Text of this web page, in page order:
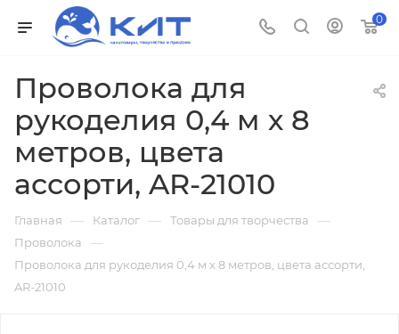
0
Проволока для
рукоделия 0,4 м х 8
метров, цвета
ассорти, AR-21010
Главная — Каталог — Товары для творчества —
Проволока —
Проволока для рукоделия 0,4 м х 8 метров, цвета ассорти,
AR-21010